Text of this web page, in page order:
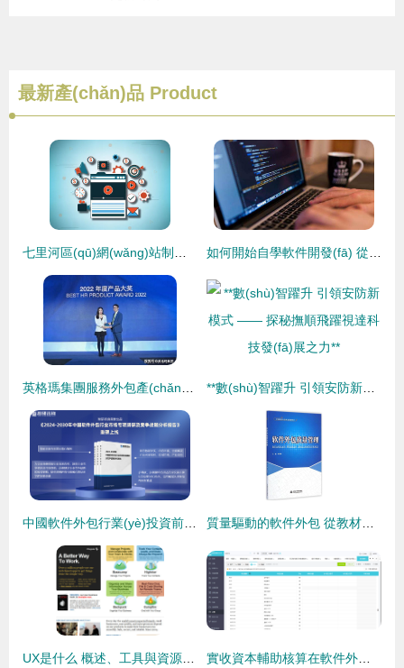
最新產(chǎn)品 Product